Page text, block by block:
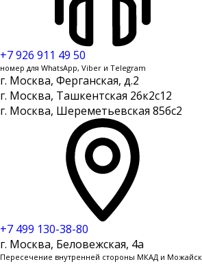
+7 926 911 49 50
номер для WhatsApp, Viber и Telegram
г. Москва, Ферганская, д.2
г. Москва, Ташкентская 26к2с12
г. Москва, Шереметьевская 85бс2
+7 499 130-38-80
г. Москва, Беловежская, 4a
Пересечение внутренней стороны МКАД и